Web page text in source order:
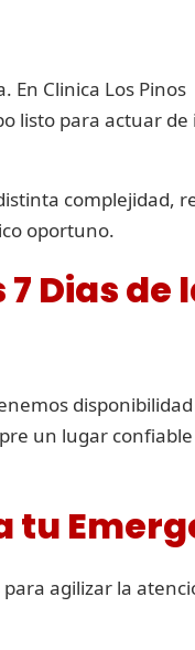
Clinica Los Pinos
listo para actuar
complejidad,
oportuno.
Dias de
un lugar
tu
agilizar la